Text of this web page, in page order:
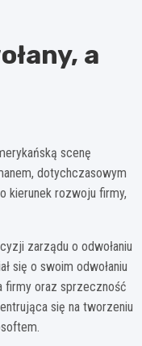
a
scenę
dotychczasowym
kierunek rozwoju firmy,
zarządu o odwołaniu
się o swoim odwołaniu
firmy oraz sprzeczność
się na tworzeniu